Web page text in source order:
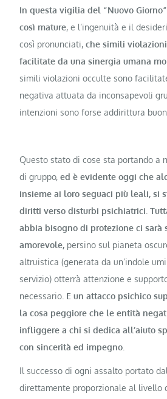
In questa vigilia del “Nuovo
così mature, e l’ingenuità e il
così pronunciati, che simili
facilitate da una sinergia umana
simili violazioni occulte sono
negativa attuata da inconsapevoli
intenzioni sono forse addirittura
Questo stato di cose sta portando a
di gruppo,ed è evidente oggi che
insieme ai loro seguaci più leali, si
diritti verso disturbi psichiatrici.
abbia bisogno di protezione ci sarà
amorevole, persino sul pianeta
altruistica (generata da un’indole
servizio) otterrà attenzione e
necessario. E un attacco psichico
la cosa peggiore che le entità
infliggere a chi si dedica all’aiuto
con sincerità ed impegno.
Il successo di ogni assalto portato
direttamente proporzionale al livello